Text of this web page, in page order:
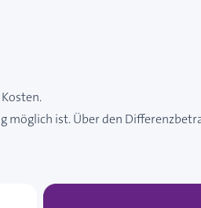
möglich ist. Über den